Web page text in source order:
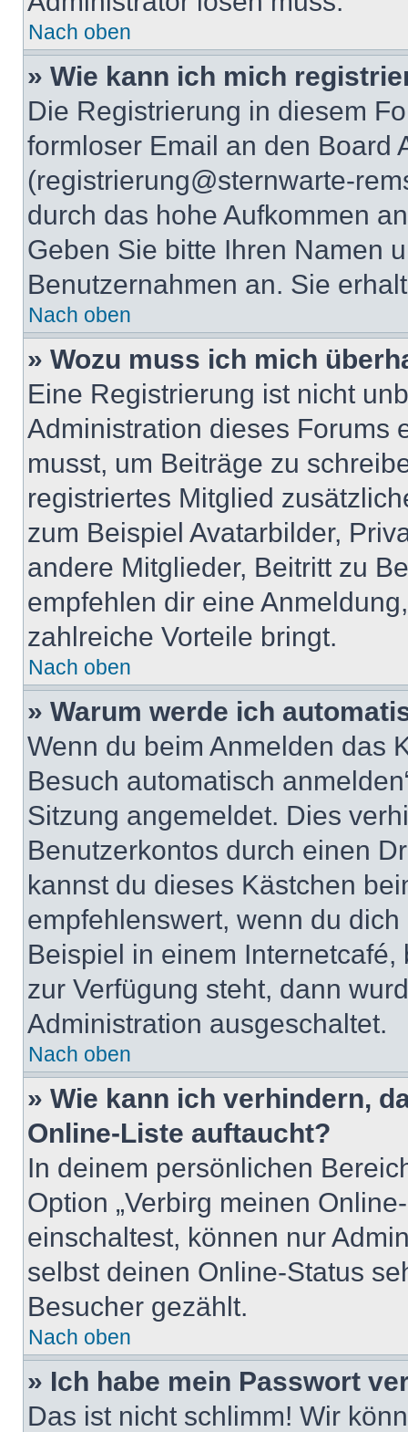
Nach oben
» Wie kann ich mich
Die Registrierung in diesem
formloser Email an den Board
(registrierung@sternwarte-
durch das hohe Aufkommen
Geben Sie bitte Ihren Namen
Benutzernahmen an. Sie
Nach oben
» Wozu muss ich mich
Eine Registrierung ist nicht
Administration dieses Forums
musst, um Beiträge zu
registriertes Mitglied
zum Beispiel Avatarbilder,
andere Mitglieder, Beitritt zu
empfehlen dir eine
zahlreiche Vorteile bringt.
Nach oben
» Warum werde ich
Wenn du beim Anmelden das
Besuch automatisch
Sitzung angemeldet. Dies
Benutzerkontos durch einen
kannst du dieses Kästchen
empfehlenswert, wenn du
Beispiel in einem
zur Verfügung steht, dann
Administration ausgeschaltet.
Nach oben
» Wie kann ich verhindern,
Online-Liste auftaucht?
In deinem persönlichen
Option „Verbirg meinen
einschaltest, können nur
selbst deinen Online-Status
Besucher gezählt.
Nach oben
» Ich habe mein Passwort
Das ist nicht schlimm! Wir